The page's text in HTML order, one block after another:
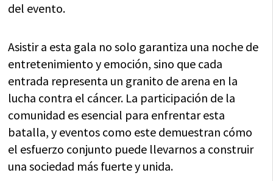
del evento.
Asistir a esta gala no solo garantiza una noche de
entretenimiento y emoción, sino que cada
entrada representa un granito de arena en la
lucha contra el cáncer. La participación de la
comunidad es esencial para enfrentar esta
batalla, y eventos como este demuestran cómo
el esfuerzo conjunto puede llevarnos a construir
una sociedad más fuerte y unida.